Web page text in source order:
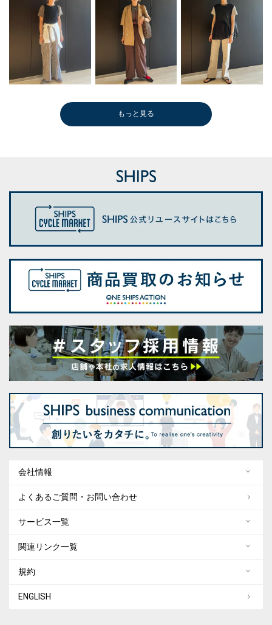
もっと見る
会社情報
よくあるご質問・お問い合わせ
サービス一覧
関連リンク一覧
規約
ENGLISH